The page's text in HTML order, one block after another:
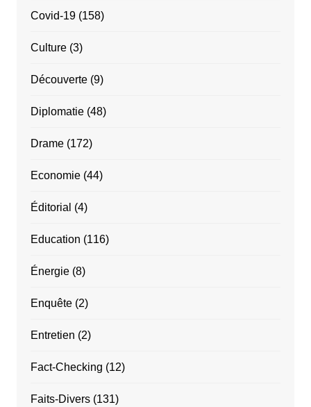
Covid-19(158)
Culture(3)
Découverte(9)
Diplomatie(48)
Drame(172)
Economie(44)
Éditorial (4)
Education (116)
Énergie(8)
Enquête(2)
Entretien (2)
Fact-Checking (12)
Faits-Divers(131)